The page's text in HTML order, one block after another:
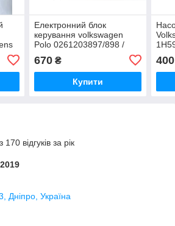
Електронний блок
керування volkswagen
Polo 0261203897/898 /
032906026H / 0 261 203
897 / 032 906 026 H
670₴
Купити
400
відгуків за рік
Дніпро, Україна